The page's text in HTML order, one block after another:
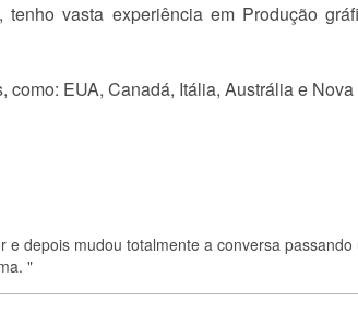
vasta experiência em Produção
EUA, Canadá, Itália, Austrália e
depois mudou totalmente a conversa passando
"